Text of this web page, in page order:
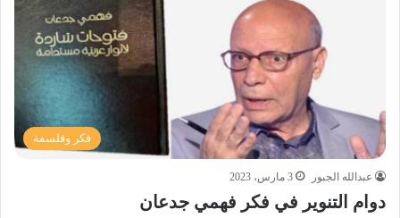
فكر وفلسفة
عبدالله الجبور 3 مارس، 2023
دوام التنوير في فكر فهمي جدعان